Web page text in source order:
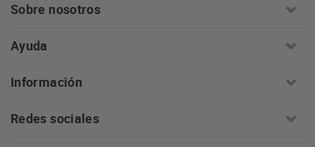
Sobre nosotros
Ayuda
Información
Redes sociales